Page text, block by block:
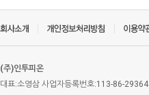
(주)인투피온
대표:소영삼 사업자등록번호:113-86-29364